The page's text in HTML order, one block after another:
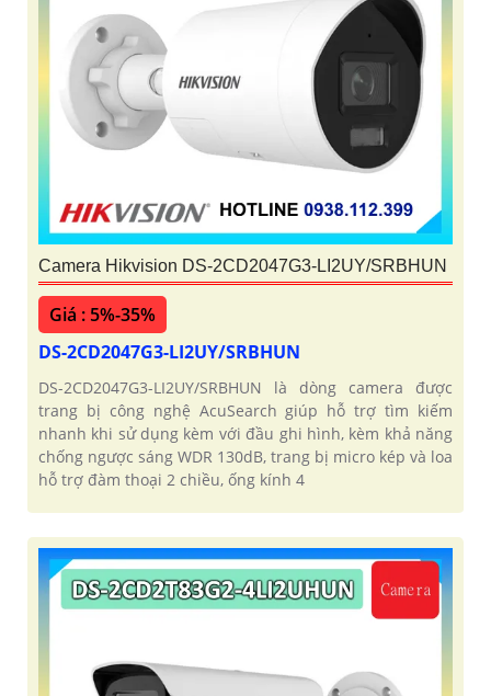
Camera Hikvision DS-2CD2047G3-LI2UY/SRBHUN
Giá : 5%-35%
DS-2CD2047G3-LI2UY/SRBHUN
DS-2CD2047G3-LI2UY/SRBHUN là dòng camera được
trang bị công nghệ AcuSearch giúp hỗ trợ tìm kiếm
nhanh khi sử dụng kèm với đầu ghi hình, kèm khả năng
chống ngược sáng WDR 130dB, trang bị micro kép và loa
hỗ trợ đàm thoại 2 chiều, ống kính 4